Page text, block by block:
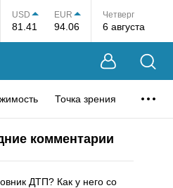
USD
81.41
EUR
94.06
Четверг
6 августа
Точка зрения
комментарии
ДТП? Как у него со